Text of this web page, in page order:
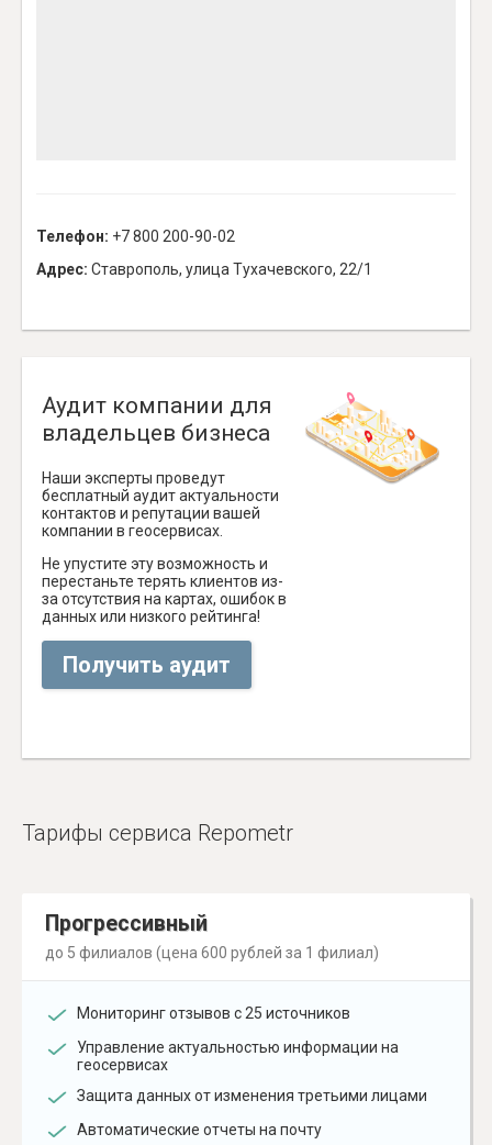
Телефон: +7 800 200-90-02
Адрес: Ставрополь, улица Тухачевского, 22/1
Аудит компании для
владельцев бизнеса
Наши эксперты проведут
бесплатный аудит актуальности
контактов и репутации вашей
компании в геосервисах.
Не упустите эту возможность и
перестаньте терять клиентов из-
за отсутствия на картах, ошибок в
данных или низкого рейтинга!
Получить аудит
Тарифы сервиса Repometr
Прогрессивный
до 5 филиалов (цена 600 рублей за 1 филиал)
Мониторинг отзывов с 25 источников
Управление актуальностью информации на
геосервисах
Защита данных от изменения третьими лицами
Автоматические отчеты на почту